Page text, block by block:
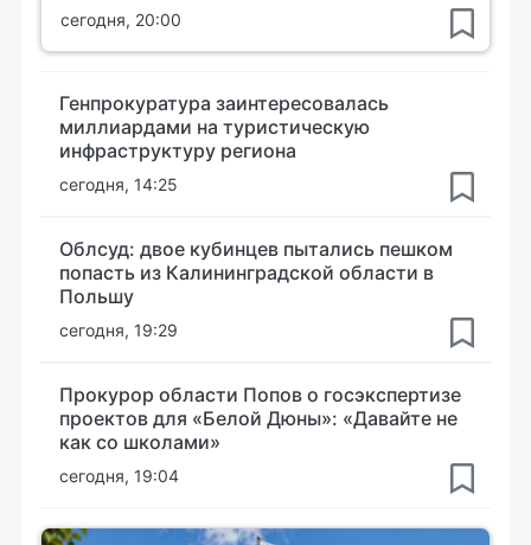
сегодня, 20:00
Генпрокуратура заинтересовалась
миллиардами на туристическую
инфраструктуру региона
сегодня, 14:25
Облсуд: двое кубинцев пытались пешком
попасть из Калининградской области в
Польшу
сегодня, 19:29
Прокурор области Попов о госэкспертизе
проектов для «Белой Дюны»: «Давайте не
как со школами»
сегодня, 19:04